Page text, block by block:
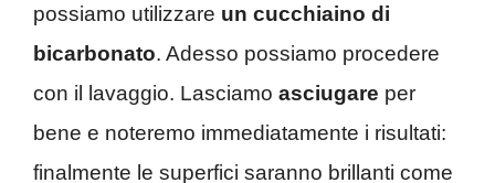
possiamo utilizzare un cucchiaino di
bicarbonato. Adesso possiamo procedere
con il lavaggio. Lasciamo asciugare per
bene e noteremo immediatamente i risultati:
finalmente le superfici saranno brillanti come